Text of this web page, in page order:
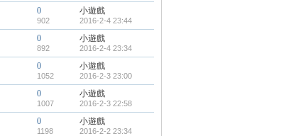
0
902
小遊戲
2016-2-4 23:44
0
892
小遊戲
2016-2-4 23:34
0
1052
小遊戲
2016-2-3 23:00
0
1007
小遊戲
2016-2-3 22:58
0
1198
小遊戲
2016-2-2 23:34